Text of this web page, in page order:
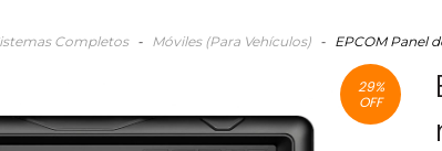
Completos - Móviles (Para Vehículos) - EPCOM Panel
29%
OFF